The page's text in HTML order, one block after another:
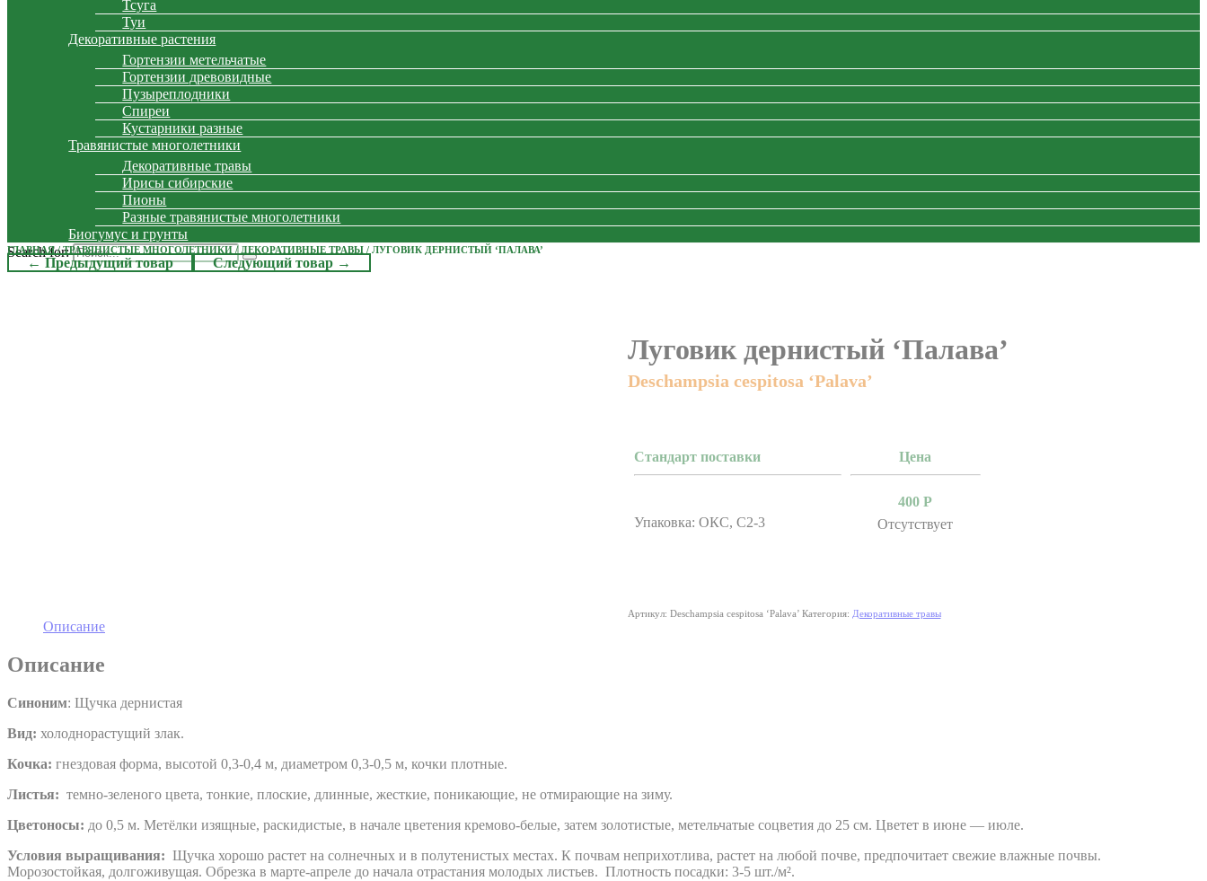
Тсуга
Туи
Декоративные растения
Гортензии метельчатые
Гортензии древовидные
Пузыреплодники
Спиреи
Кустарники разные
Травянистые многолетники
Декоративные травы
Ирисы сибирские
Пионы
Разные травянистые многолетники
Биогумус и грунты
Search for:
ГЛАВНАЯ/ТРАВЯНИСТЫЕ МНОГОЛЕТНИКИ / ДЕКОРАТИВНЫЕ ТРАВЫ / ЛУГОВИК ДЕРНИСТЫЙ ‘ПАЛАВА’
← Предыдущий товар Следующий товар →
Луговик дернистый ‘Палава’
Deschampsia cespitosa ‘Palava’
Стандарт поставки Цена
Упаковка: ОКС, С2-3
400Р
Отсутствует
Артикул: Deschampsia cespitosa ‘Palava’ Категория: Декоративные травы
Описание
Описание
Синоним: Щучка дернистая
Вид: холоднорастущий злак.
Кочка: гнездовая форма, высотой 0,3-0,4 м, диаметром 0,3-0,5 м, кочки плотные.
Листья: темно-зеленого цвета, тонкие, плоские, длинные, жесткие, поникающие, не отмирающие на зиму.
Цветоносы: до 0,5 м. Метёлки изящные, раскидистые, в начале цветения кремово-белые, затем золотистые, метельчатые соцветия до 25 см. Цветет в июне — июле.
Условия выращивания: Щучка хорошо растет на солнечных и в полутенистых местах. К почвам неприхотлива, растет на любой почве, предпочитает свежие влажные почвы.
Морозостойкая, долгоживущая. Обрезка в марте-апреле до начала отрастания молодых листьев. Плотность посадки: 3-5 шт./м².